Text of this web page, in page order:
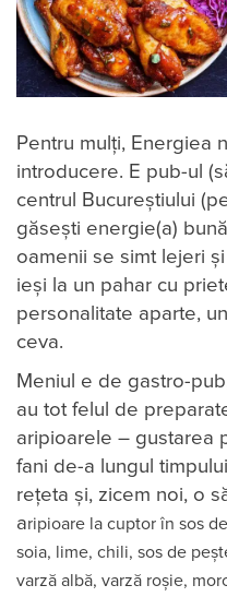
Pentru mulți, Energiea
introducere. E pub-ul
centrul Bucureștiului
găsești energie(a)
oamenii se simt lejeri
ieși la un pahar cu
personalitate aparte,
ceva.
Meniul e de gastro-
au tot felul de
aripioarele – gustarea
fani de-a lungul
rețeta și, zicem noi, o
aripioare la cuptor în sos
soia, lime, chili, sos de
varză albă, varză roșie,